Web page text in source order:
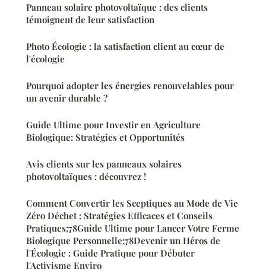
Panneau solaire photovoltaïque : des clients
témoignent de leur satisfaction
Photo Écologie : la satisfaction client au cœur de
l'écologie
Pourquoi adopter les énergies renouvelables pour
un avenir durable ?
Guide Ultime pour Investir en Agriculture
Biologique: Stratégies et Opportunités
Avis clients sur les panneaux solaires
photovoltaïques : découvrez !
Comment Convertir les Sceptiques au Mode de Vie
Zéro Déchet : Stratégies Efficaces et Conseils
Pratiques;78Guide Ultime pour Lancer Votre Ferme
Biologique Personnelle;78Devenir un Héros de
l'Écologie : Guide Pratique pour Débuter
l'Activisme Enviro